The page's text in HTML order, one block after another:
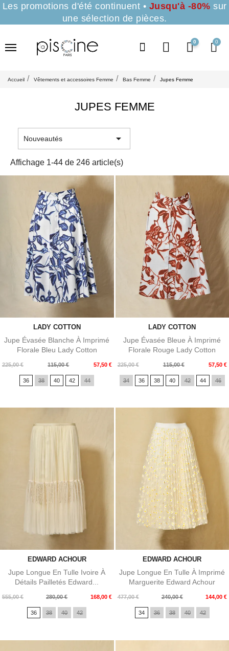
Les promotions d'été continuent • Jusqu'à -80% sur
une sélection de pièces.
0
Accueil Vêtements et accessoires Femme Bas Femme Jupes Femme
JUPES FEMME
Nouveautés 
Affichage 1-44 de 246 article(s)
LADY COTTON
Jupe Évasée Blanche À Imprimé
Florale Bleu Lady Cotton
225,00 €
Prix
115,00 € 57,50 €
Prix
36 38 40 42 44
LADY COTTON
Jupe Évasée Bleue À Imprimé
Florale Rouge Lady Cotton
225,00 €
Prix
de
base
115,00 € 57,50 €
Prix
34 36 38 40 42 44 46
EDWARD ACHOUR
Jupe Longue En Tulle Ivoire À
Détails Pailletés Edward...
555,00 €
Prix
280,00 € 168,00 €
Prix
36 38 40 42
EDWARD ACHOUR
Jupe Longue En Tulle À Imprimé
Marguerite Edward Achour
477,00 €
Prix
240,00 € 144,00 €
Prix
34 36 38 40 42